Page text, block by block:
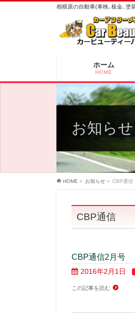
相模原の自動車(車検､板金､塗
ホーム
HOME
お知らせ
HOME » お知らせ » CBP通信
CBP通信
CBP通信2月号
2016年2月1日
この記事を読む